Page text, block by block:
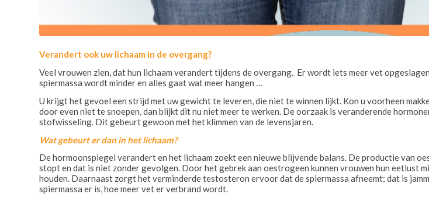
Verandert ook uw lichaam in de overgang?
Veel vrouwen zien, dat hun lichaam verandert tijdens de overgang. Er wordt iets meer vet
spiermassa wordt minder en alles gaat wat meer hangen …
U krijgt het gevoel een strijd met uw gewicht te leveren, die niet te winnen lijkt. Kon u voorheen
door even niet te snoepen, dan blijkt dit nu niet meer te werken. De oorzaak is veranderende
stofwisseling. Dit gebeurt gewoon met het klimmen van de levensjaren.
Wat gebeurt er dan in het lichaam?
De hormoonspiegel verandert en het lichaam zoekt een nieuwe blijvende balans. De productie van
stopt en dat is niet zonder gevolgen. Door het gebrek aan oestrogeen kunnen vrouwen hun eetlust
houden. Daarnaast zorgt het verminderde testosteron ervoor dat de spiermassa afneemt; dat is
spiermassa er is, hoe meer vet er verbrand wordt.